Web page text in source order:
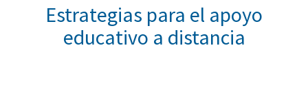
Estrategias para el apoyo
educativo a distancia